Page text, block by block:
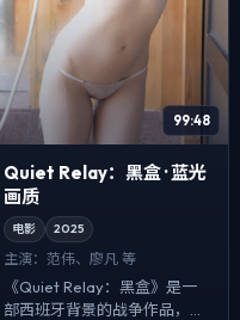
99:48
Quiet Relay：黑盒 · 蓝光
画质
电影 2025
主演： 范伟、廖凡 等
《Quiet Relay：黑盒》是一
部西班牙背景的战争作品，